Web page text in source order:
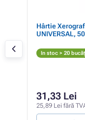
Hârtie
UNIVERSAL,
In stoc > 20
31,33 Lei
25,89 Lei fără